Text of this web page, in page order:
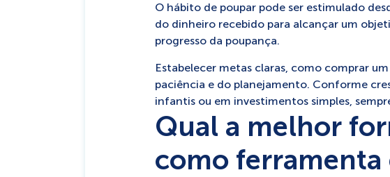
O hábito de poupar pode ser estimulado
do dinheiro recebido para alcançar um
progresso da poupança.
Estabelecer metas claras, como comprar
paciência e do planejamento. Conforme
infantis ou em investimentos simples,
Qual a melhor
como ferramenta